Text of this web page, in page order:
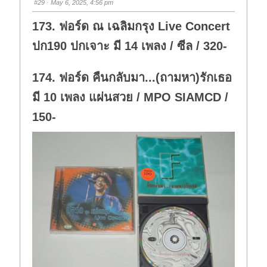
d
o
n
.
u
p
#29 · May 6, 2025, 4:56 pm
173. ฟอร์ด ณ เฉลิมกรุง Live Concert
ปก190 ปกเจาะ มี 14 เพลง / ซีล / 320-
174. ฟอร์ด คืนกลับมา...(ถามหา)รักเธอ
มี 10 เพลง แผ่นสวย / MPO SIAMCD /
150-